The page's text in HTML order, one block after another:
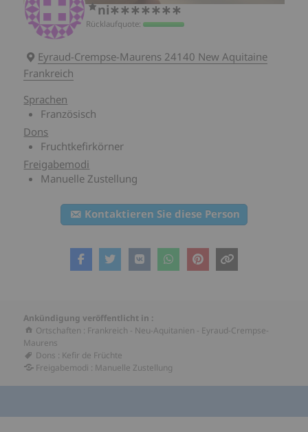
ni∗∗∗∗∗∗∗
Rücklaufquote:
Eyraud-Crempse-Maurens 24140 New Aquitaine
Frankreich
Sprachen
Französisch
Dons
Fruchtkefirkörner
Freigabemodi
Manuelle Zustellung
Kontaktieren Sie diese Person
Ankündigung veröffentlicht in :
Ortschaften : Frankreich - Neu-Aquitanien - Eyraud-Crempse-
Maurens
Dons : Kefir de Früchte
Freigabemodi : Manuelle Zustellung